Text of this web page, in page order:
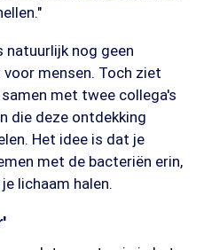
natuurlijk nog geen
mensen. Toch ziet
met twee collega's
die deze ontdekking
Het idee is dat je
met de bacteriën erin,
lichaam halen.